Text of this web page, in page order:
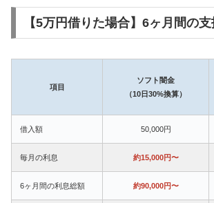
【5万円借りた場合】6ヶ月間の
項目
ソフト闇金
（10日30%換算）
借入額 50,000円
毎月の利息 約15,000円〜
6ヶ月間の利息総額 約90,000円〜